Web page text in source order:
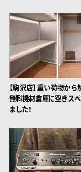
【駒沢店】重い荷物から
無料機材倉庫に空きス
ました！